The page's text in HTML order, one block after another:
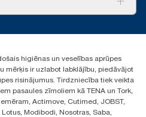
higiēnas un veselības aprūpes
mērķis ir uzlabot labklājību, piedāvājot
risinājumus. Tirdzniecība tiek veikta
pasaules zīmoliem kā TENA un Tork,
Actimove, Cutimed, JOBST,
Modibodi, Nosotras, Saba,